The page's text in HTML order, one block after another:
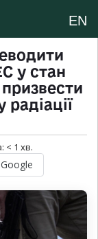
EN
у стан
< 1 хв.